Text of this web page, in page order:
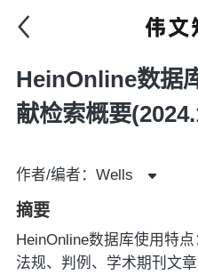
HeinOnline数据
献检索概要
作者/编者：Wells
摘要
HeinOnline数据库使用特
法规、判例、学术期刊文